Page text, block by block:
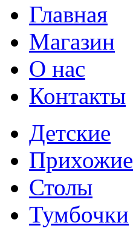
Главная
Магазин
О нас
Контакты
Детские
Прихожие
Столы
Тумбочки